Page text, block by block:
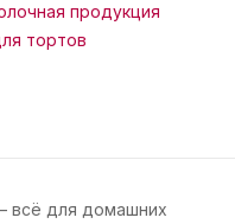
продукция
тортов
всё для домашних